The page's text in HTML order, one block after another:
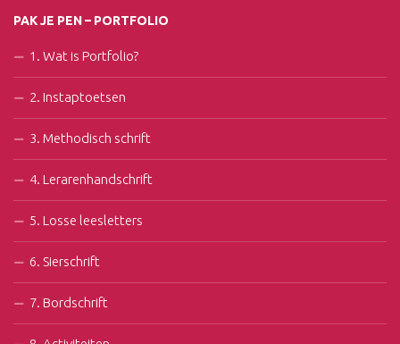
PAK JE PEN – PORTFOLIO
1. Wat is Portfolio?
2. Instaptoetsen
3. Methodisch schrift
4. Lerarenhandschrift
5. Losse leesletters
6. Sierschrift
7. Bordschrift